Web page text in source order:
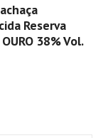
Reserva
38% Vol.